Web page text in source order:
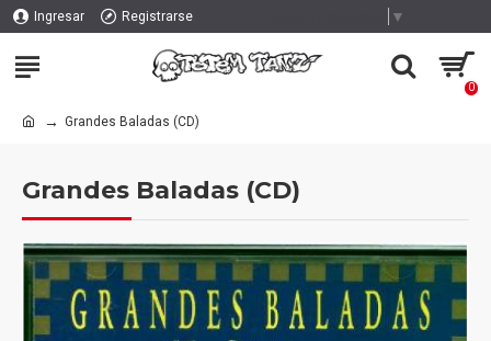
Ingresar Registrarse ▼
0
Grandes Baladas (CD)
Grandes Baladas (CD)